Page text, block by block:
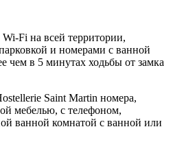
Fi на всей территории,
и номерами с ванной
чем в 5 минутах ходьбы от замка
Saint Martin номера,
мебелью, с телефоном,
ванной комнатой с ванной или